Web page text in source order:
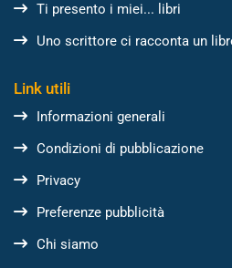
Ti presento i miei... libri
Uno scrittore ci racconta un
Link utili
Informazioni generali
Condizioni di pubblicazione
Privacy
Preferenze pubblicità
Chi siamo